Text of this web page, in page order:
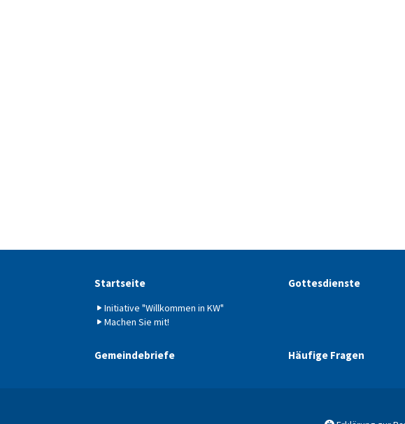
Startseite
Initiative "Willkommen in KW"
Machen Sie mit!
Gottesdienste
Gemeindebriefe Häufige Fragen